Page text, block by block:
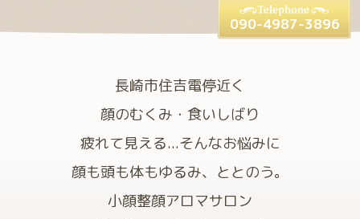
長崎市住吉電停近く
顔のむくみ・食いしばり
疲れて見える...そんなお悩みに
顔も頭も体もゆるみ、ととのう。
小顔整顔アロマサロン
090-4987-3896